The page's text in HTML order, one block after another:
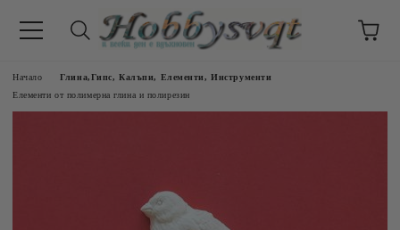
Начало
Глина,Гипс, Калъпи, Елементи, Инструменти
Елементи от полимерна глина и полирезин